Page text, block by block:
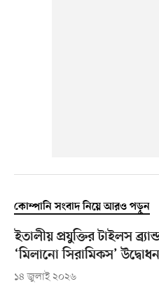
কোম্পানি সংবাদ নিয়ে আরও পড়ুন
ইতালীয় প্রযুক্তির টাইলস
‘মিলানো সিরামিকস’ উদ্বোধন
১৪ জুলাই ২০২৬